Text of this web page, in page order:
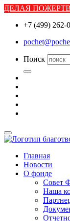
ДЕЛАЯ
+7 (499) 262-
Поиск
Главная
Новости
О фонде
Совет
Наша